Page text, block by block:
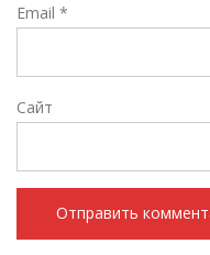
Email *
Сайт